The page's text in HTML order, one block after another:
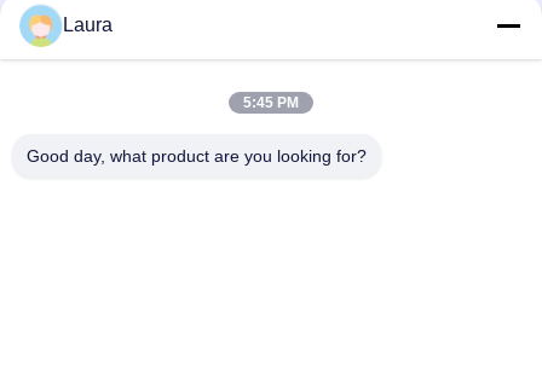
SFP-10G-LR-C、Huawei SFP+ 光モジュール、10G、1310nm、
10km、LC
SFP-10G-SR、Cisco SFP+ トランシーバー、10Gbps/850nm
Laura
5:45 PM
Good day, what product are you looking for?